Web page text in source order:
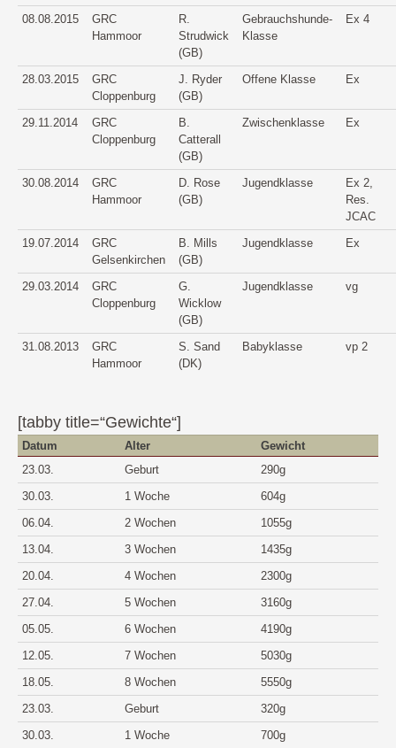
08.08.2015
GRC
Hammoor
R.
Strudwick
(GB)
Gebrauchshunde-
Klasse
Ex 4
28.03.2015
GRC
Cloppenburg
J. Ryder
(GB)
Offene Klasse Ex
29.11.2014
GRC
Cloppenburg
B.
Catterall
(GB)
Zwischenklasse Ex
30.08.2014
GRC
Hammoor
D. Rose
(GB)
Jugendklasse
Ex 2,
Res.
JCAC
19.07.2014
GRC
Gelsenkirchen
B. Mills
(GB)
Jugendklasse Ex
29.03.2014
GRC
Cloppenburg
G.
Wicklow
(GB)
Jugendklasse vg
31.08.2013
GRC
Hammoor
S. Sand
(DK)
Babyklasse vp 2
[tabby title=“Gewichte“]
Datum Alter
Gewicht
23.03.
Geburt
290g
30.03.
1 Woche
604g
06.04.
2 Wochen
1055g
13.04.
3 Wochen
1435g
20.04.
4 Wochen
2300g
27.04.
5 Wochen
3160g
05.05.
6 Wochen
4190g
12.05.
7 Wochen
5030g
18.05.
8 Wochen
5550g
23.03.
Geburt
320g
30.03.
1 Woche 700g